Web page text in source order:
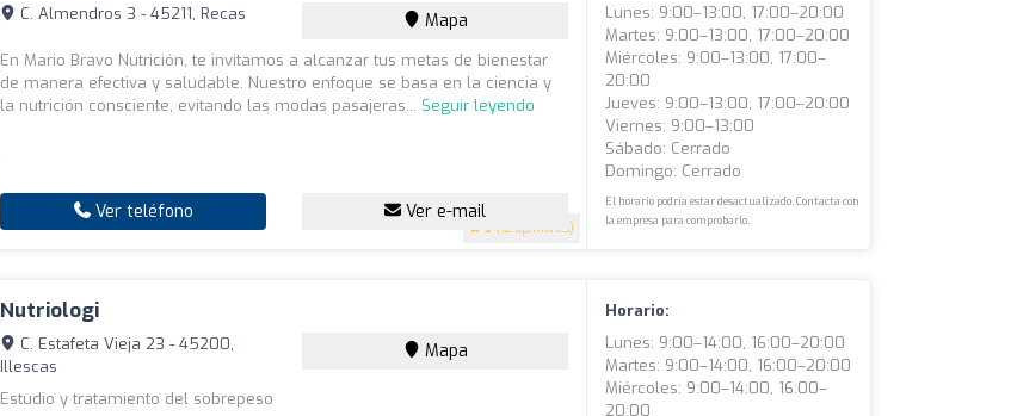
5 (12 opiniones)
C. Almendros 3 - 45211, Recas Mapa
En Mario Bravo Nutrición, te invitamos a alcanzar tus metas de bienestar
de manera efectiva y saludable. Nuestro enfoque se basa en la ciencia y
la nutrición consciente, evitando las modas pasajeras... Seguir leyendo
Ver teléfono Ver e-mail
Lunes: 9:00–13:00, 17:00–20:00
Martes: 9:00–13:00, 17:00–20:00
Miércoles: 9:00–13:00, 17:00–
20:00
Jueves: 9:00–13:00, 17:00–20:00
Viernes: 9:00–13:00
Sábado: Cerrado
Domingo: Cerrado
El horario podría estar desactualizado. Contacta con
la empresa para comprobarlo.
Nutriologi
C. Estafeta Vieja 23 - 45200,
Illescas
Mapa
Estudio y tratamiento del sobrepeso
Horario:
Lunes: 9:00–14:00, 16:00–20:00
Martes: 9:00–14:00, 16:00–20:00
Miércoles: 9:00–14:00, 16:00–
20:00